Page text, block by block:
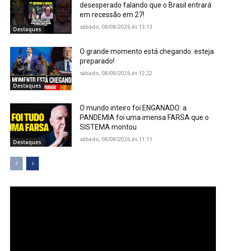
Destaques
desesperado falando que o Brasil entrará
em recessão em 27!
sábado, 08/08/2026 ás 13:13
Destaques
O grande momento está chegando: esteja
preparado!
sábado, 08/08/2026 ás 12:22
Destaques
O mundo inteiro foi ENGANADO: a
PANDEMIA foi uma imensa FARSA que o
SISTEMA montou
sábado, 08/08/2026 ás 11:11